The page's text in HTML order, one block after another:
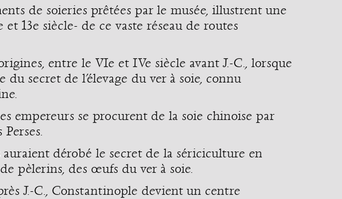
de soieries prêtées par le musée, illustrent une
13e siècle- de ce vaste réseau de routes
entre le VIe et IVe siècle avant J.-C., lorsque
du secret de l’élevage du ver à soie, connu
empereurs se procurent de la soie chinoise par
dérobé le secret de la sériciculture en
pèlerins, des œufs du ver à soie.
J.-C., Constantinople devient un centre